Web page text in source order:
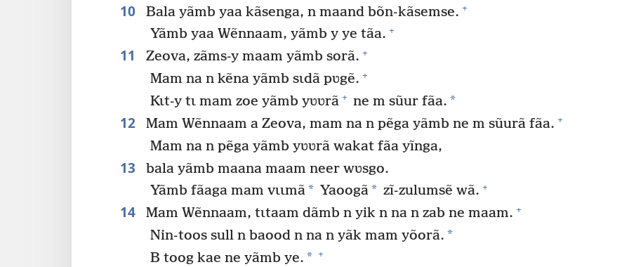
10 Bala yãmb yaa kãsenga, n maand bõn-kãsemse. +
Yãmb yaa Wẽnnaam, yãmb y ye tãa. +
11 Zeova, zãms-y maam yãmb sorã. +
Mam na n kẽna yãmb sɩdã pʋgẽ. +
Kɩt-y tɩ mam zoe yãmb yʋʋrã + ne m sũur fãa. *
12 Mam Wẽnnaam a Zeova, mam na n pẽga yãmb ne m sũurã fãa. +
Mam na n pẽga yãmb yʋʋrã wakat fãa yĩnga,
13
bala yãmb maana maam neer wʋsgo.
Yãmb fãaga mam vɩɩmã* Yaoogã* zĩ-zulumsẽ wã. +
14 Mam Wẽnnaam, tɩtaam dãmb n yik n na n zab ne maam. +
Nin-toos sull n baood n na n yãk mam yõorã. *
B toog kae ne yãmb ye. * +